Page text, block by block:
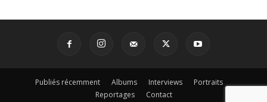
Publiés récemment Albums Interviews
Portraits
Reportages
Contact